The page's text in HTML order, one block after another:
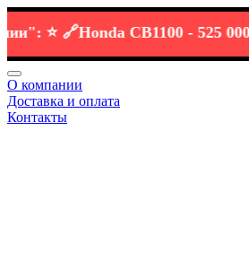
⭐️ 🔗 Honda CB1100 -525 000 р 💰
О компании
Доставка и оплата
Контакты